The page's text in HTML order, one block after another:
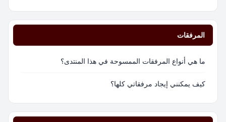
المرفقات
ما هي أنواع المرفقات الممسوحة في هذا المنتدى؟
كيف يمكنني إيجاد مرفقاتي كلها؟